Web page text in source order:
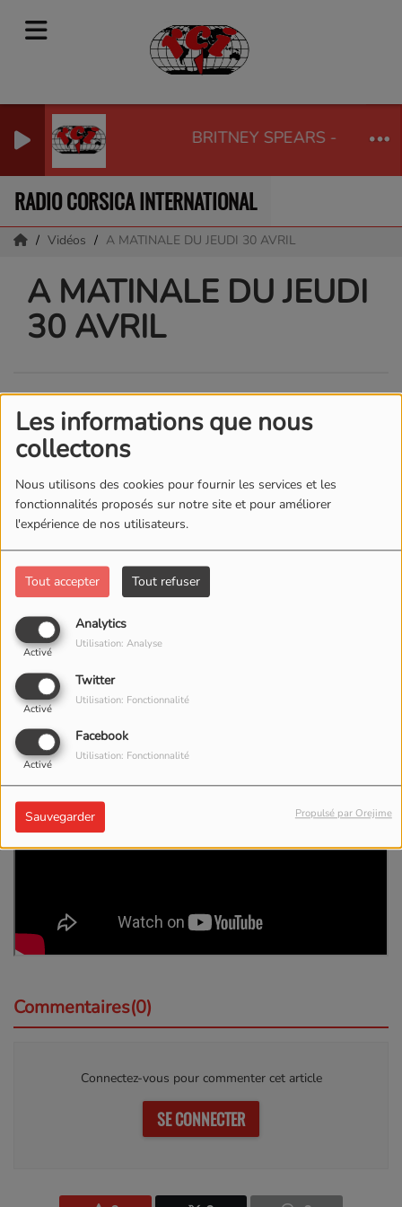
Les informations que nous
collectons
Nous utilisons des cookies pour fournir les services et les
fonctionnalités proposés sur notre site et pour améliorer
l'expérience de nos utilisateurs.
Tout accepter Tout refuser
Analytics
Activé
Utilisation: Analyse
Twitter
Activé
Utilisation: Fonctionnalité
Facebook
Activé
Utilisation: Fonctionnalité
Sauvegarder Propulsé par Orejime
BRITNEY SPEARS -
RADIO CORSICA INTERNATIONAL
Vidéos A MATINALE DU JEUDI 30 AVRIL
A MATINALE DU JEUDI
30 AVRIL
30 AVRIL 2026
Commentaires(0)
Connectez-vous pour commenter cet article
SE CONNECTER